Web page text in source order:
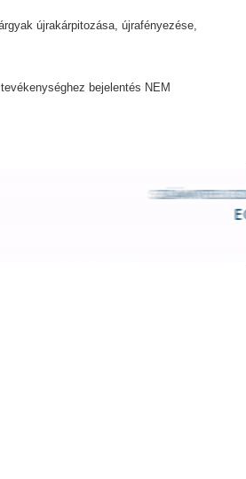
újrakárpitozása, újrafényezése,
bejelentés NEM